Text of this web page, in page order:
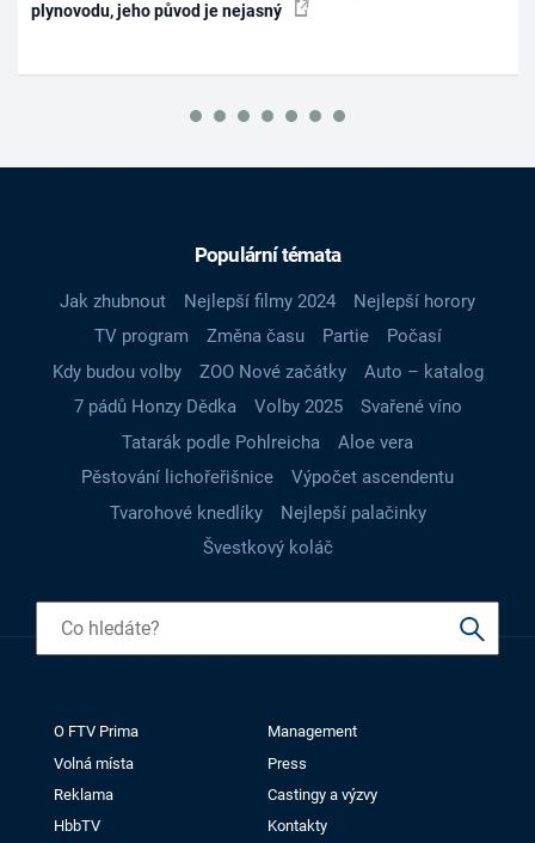
plynovodu, jeho původ je nejasný
Populární témata
Jak zhubnout Nejlepší filmy 2024
Nejlepší horory
TV program
Změna času Partie
Počasí
Kdy budou volby
ZOO Nové začátky
Auto – katalog
7 pádů Honzy Dědka
Volby 2025
Svařené víno
Tatarák podle Pohlreicha
Aloe vera
Pěstování lichořeřišnice
Výpočet ascendentu
Tvarohové knedlíky
Nejlepší palačinky
Švestkový koláč
O FTV Prima
Management
Volná místa
Press
Reklama
Castingy a výzvy
HbbTV
Kontakty